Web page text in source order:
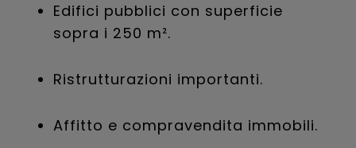
Edifici pubblici con superficie
sopra i 250 m².
Ristrutturazioni importanti.
Affitto e compravendita immobili.